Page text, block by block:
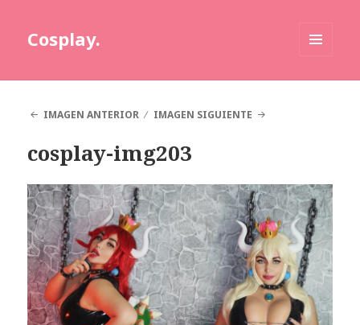
Cosplay.
IMAGEN ANTERIOR
IMAGEN SIGUIENTE
cosplay-img203